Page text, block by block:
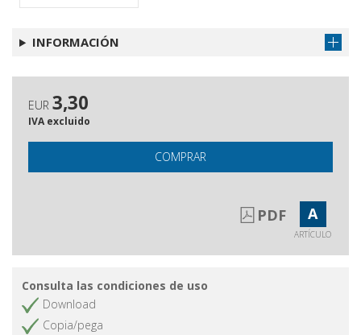
INFORMACIÓN
EUR 3,30
IVA excluido
COMPRAR
PDF A
ARTÍCULO
Consulta las condiciones de uso
Download
Copia/pega